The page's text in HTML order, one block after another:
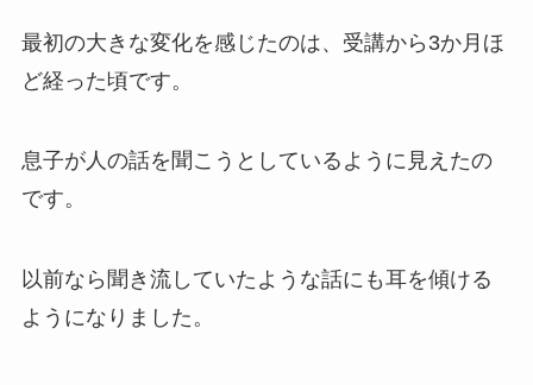
最初の大きな変化を感じたのは、受講から3か月ほ
ど経った頃です。
息子が人の話を聞こうとしているように見えたの
です。
以前なら聞き流していたような話にも耳を傾ける
ようになりました。